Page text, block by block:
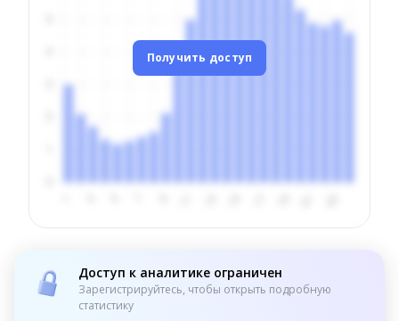
Получить доступ
Доступ к аналитике ограничен
Зарегистрируйтесь, чтобы открыть подробную
статистику